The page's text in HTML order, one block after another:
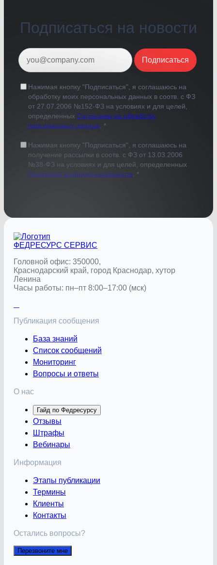
Подписаться на новости
Подписаться
Нажимая кнопку "Подписаться", я соглашаюсь на
обработку моих персональных данных в соотв. с ФЗ
от 27.07.2006 №152-ФЗ на условиях и для целей,
определенных Согласием на обработку
персональных данных. *
Нажимая кнопку "Подписаться", я соглашаюсь на
получение рассылки в соотв. с ФЗ от 13.03.2006
№38-ФЗ на условиях и для целей, определенных
Политикой конфиденциальности. *
ФЕДРЕСУРС СЕРВИС
Головной офис: 350000,
Краснодарский край, город Краснодар, хутор
Ленина
Часы работы: пн–пт 8:00–17:00 (мск)
Публикация сообщения
База знаний
Список сообщений
Мониторинг
Вопросы и ответы
О нас
Гайд по Федресурсу
Отзывы
Штрафы
Вебинары
Информация
Этапы публикации
Термины
Клиенты
Контакты
Остались вопросы?
Перезвоните мне